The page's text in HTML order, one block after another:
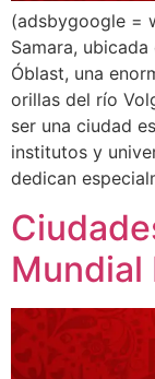
(adsbygoogle =
Samara,
Óblast, una
orillas del río
ser una ciudad
institutos y
dedican
Mundial